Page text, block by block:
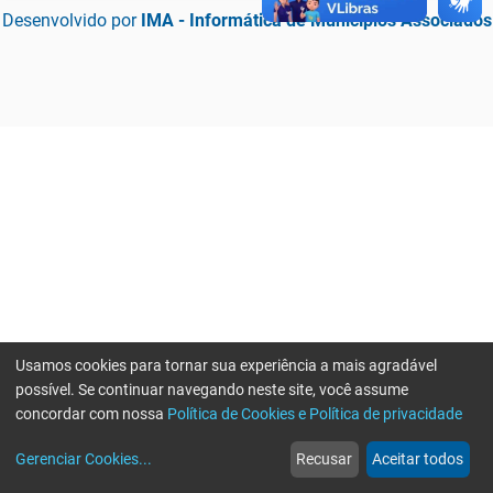
Desenvolvido por IMA - Informática de Municípios Associados
web
Notícias
more_horiz
Mais
Usamos cookies para tornar sua experiência a mais agradável
possível. Se continuar navegando neste site, você assume
concordar com nossa Política de Cookies e Política de privacidade
Gerenciar Cookies... Recusar Aceitar todos
Erro ao enviar informações, por favor tente novamente